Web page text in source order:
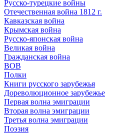
Русско-турецкие войны
Отечественная война 1812 г.
Кавказская война
Крымская война
Русско-японская война
Великая война
Гражданская война
ВОВ
Полки
Книги русского зарубежья
Дореволюционное зарубежье
Первая волна эмиграции
Вторая волна эмиграции
Третья волна эмиграции
Поэзия